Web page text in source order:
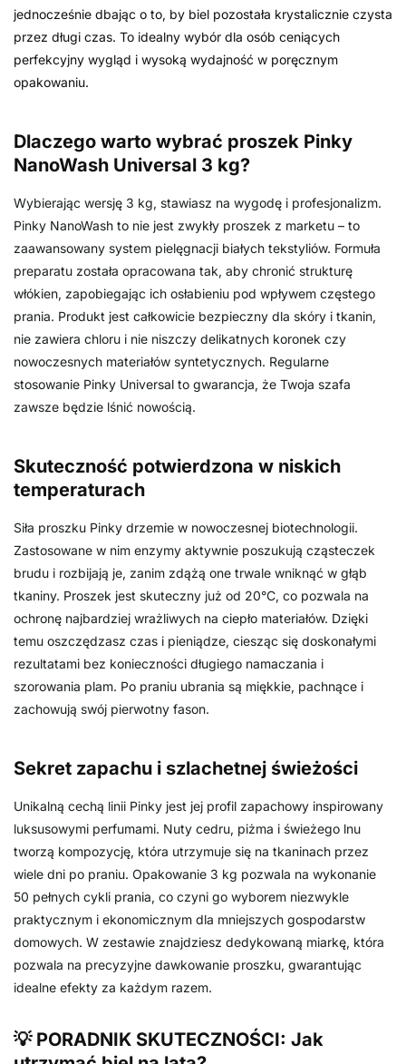
jednocześnie dbając o to, by biel pozostała krystalicznie czysta
przez długi czas. To idealny wybór dla osób ceniących
perfekcyjny wygląd i wysoką wydajność w poręcznym
opakowaniu.
Dlaczego warto wybrać proszek Pinky
NanoWash Universal 3 kg?
Wybierając wersję 3 kg, stawiasz na wygodę i profesjonalizm.
Pinky NanoWash to nie jest zwykły proszek z marketu – to
zaawansowany system pielęgnacji białych tekstyliów. Formuła
preparatu została opracowana tak, aby chronić strukturę
włókien, zapobiegając ich osłabieniu pod wpływem częstego
prania. Produkt jest całkowicie bezpieczny dla skóry i tkanin,
nie zawiera chloru i nie niszczy delikatnych koronek czy
nowoczesnych materiałów syntetycznych. Regularne
stosowanie Pinky Universal to gwarancja, że Twoja szafa
zawsze będzie lśnić nowością.
Skuteczność potwierdzona w niskich
temperaturach
Siła proszku Pinky drzemie w nowoczesnej biotechnologii.
Zastosowane w nim enzymy aktywnie poszukują cząsteczek
brudu i rozbijają je, zanim zdążą one trwale wniknąć w głąb
tkaniny. Proszek jest skuteczny już od 20°C, co pozwala na
ochronę najbardziej wrażliwych na ciepło materiałów. Dzięki
temu oszczędzasz czas i pieniądze, ciesząc się doskonałymi
rezultatami bez konieczności długiego namaczania i
szorowania plam. Po praniu ubrania są miękkie, pachnące i
zachowują swój pierwotny fason.
Sekret zapachu i szlachetnej świeżości
Unikalną cechą linii Pinky jest jej profil zapachowy inspirowany
luksusowymi perfumami. Nuty cedru, piżma i świeżego lnu
tworzą kompozycję, która utrzymuje się na tkaninach przez
wiele dni po praniu. Opakowanie 3 kg pozwala na wykonanie
50 pełnych cykli prania, co czyni go wyborem niezwykle
praktycznym i ekonomicznym dla mniejszych gospodarstw
domowych. W zestawie znajdziesz dedykowaną miarkę, która
pozwala na precyzyjne dawkowanie proszku, gwarantując
idealne efekty za każdym razem.
💡 PORADNIK SKUTECZNOŚCI: Jak